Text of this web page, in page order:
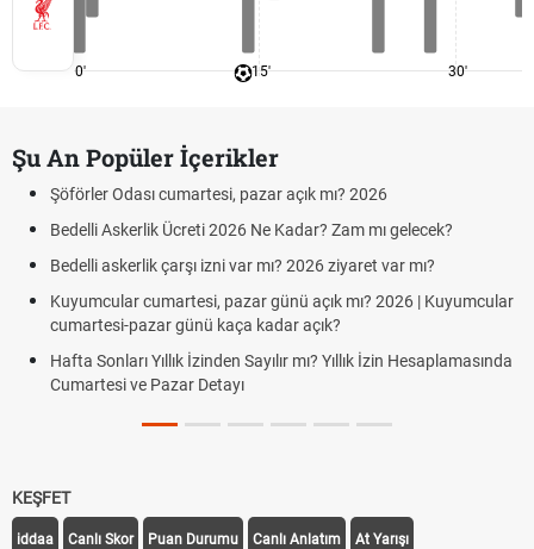
0' 15' 30'
Şu An Popüler İçerikler
Şöförler Odası cumartesi, pazar açık mı? 2026
Bedelli Askerlik Ücreti 2026 Ne Kadar? Zam mı gelecek?
Bedelli askerlik çarşı izni var mı? 2026 ziyaret var mı?
Kuyumcular cumartesi, pazar günü açık mı? 2026 | Kuyumcular
cumartesi-pazar günü kaça kadar açık?
Hafta Sonları Yıllık İzinden Sayılır mı? Yıllık İzin Hesaplamasında
Cumartesi ve Pazar Detayı
KEŞFET
iddaa Canlı Skor Puan Durumu Canlı Anlatım At Yarışı